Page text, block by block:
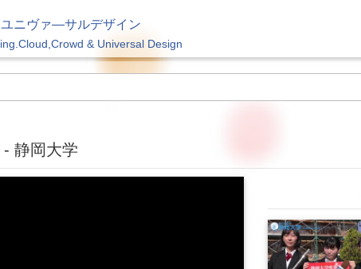
ニヴァ―サルデザイン
& Universal Design
- 静岡大学